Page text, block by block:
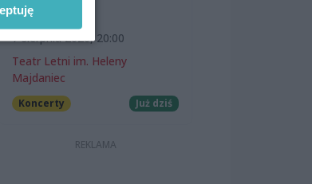
SKOLIM
7 sierpnia 2026, 20:00
Teatr Letni im. Heleny
Majdaniec
Koncerty Już dziś